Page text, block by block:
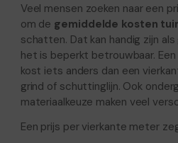
Veel mensen zoeken naar een
om de gemiddelde kosten
schatten. Dat kan handig zijn
het is beperkt betrouwbaar.
kost iets anders dan een
grind of schuttinglijn. Ook
materiaalkeuze maken veel
Een prijs per vierkante meter